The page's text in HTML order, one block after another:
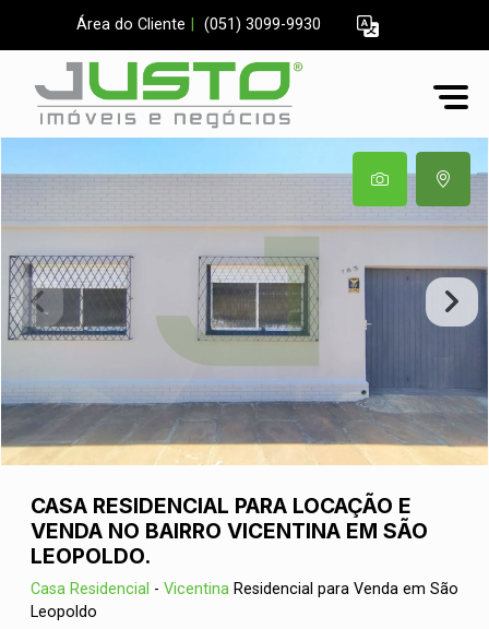
Área do Cliente (051) 3099-9930
CASA RESIDENCIAL PARA LOCAÇÃO E
VENDA NO BAIRRO VICENTINA EM SÃO
LEOPOLDO.
Casa Residencial - Vicentina Residencial para Venda em São
Leopoldo